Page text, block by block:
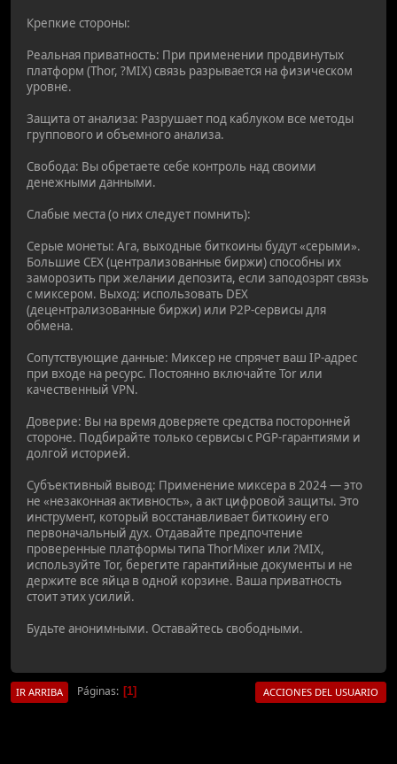
Крепкие стороны:
Реальная приватность: При применении продвинутых
платформ (Thor, ?MIX) связь разрывается на физическом
уровне.
Защита от анализа: Разрушает под каблуком все методы
группового и объемного анализа.
Свобода: Вы обретаете себе контроль над своими
денежными данными.
Слабые места (о них следует помнить):
Серые монеты: Ага, выходные биткоины будут «серыми».
Большие CEX (централизованные биржи) способны их
заморозить при желании депозита, если заподозрят связь
с миксером. Выход: использовать DEX
(децентрализованные биржи) или P2P-сервисы для
обмена.
Сопутствующие данные: Миксер не спрячет ваш IP-адрес
при входе на ресурс. Постоянно включайте Tor или
качественный VPN.
Доверие: Вы на время доверяете средства посторонней
стороне. Подбирайте только сервисы с PGP-гарантиями и
долгой историей.
Субъективный вывод: Применение миксера в 2024 — это
не «незаконная активность», а акт цифровой защиты. Это
инструмент, который восстанавливает биткоину его
первоначальный дух. Отдавайте предпочтение
проверенные платформы типа ThorMixer или ?MIX,
используйте Tor, берегите гарантийные документы и не
держите все яйца в одной корзине. Ваша приватность
стоит этих усилий.
Будьте анонимными. Оставайтесь свободными.
IR ARRIBA Páginas 1 ACCIONES DEL USUARIO